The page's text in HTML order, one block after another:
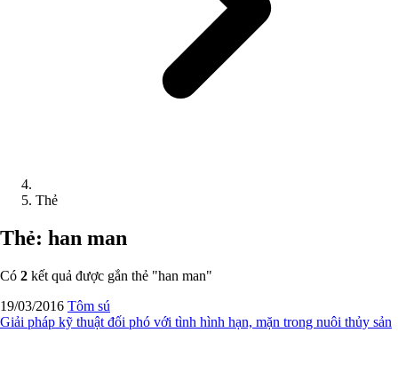
Thẻ
Thẻ: han man
Có 2 kết quả được gắn thẻ "han man"
19/03/2016 Tôm sú
Giải pháp kỹ thuật đối phó với tình hình hạn, mặn trong nuôi thủy sản